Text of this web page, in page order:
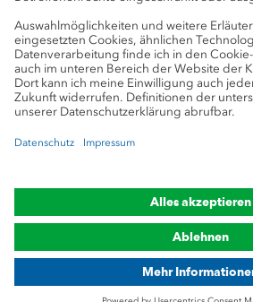
K+S Fanshop
Bergbaulexikon
myK+S Kundenportal
Datenschutz Cookie-Einstellungen
Compliance Markenhinweis
© 2019-2026 K+S Aktiengesellschaft